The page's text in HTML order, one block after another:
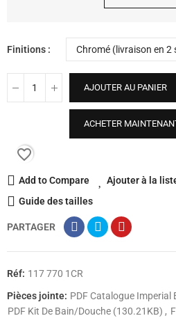
Finitions
AJOUTER AU PANIER
ACHETER
favorite_border
Add to Compare
Ajouter à la
Guide des tailles
PARTAGER
Réf: 117 770 1CR
Pièces jointe: PDF Catalogue Imperial
PDF Kit De Bain/douche (130.21KB)